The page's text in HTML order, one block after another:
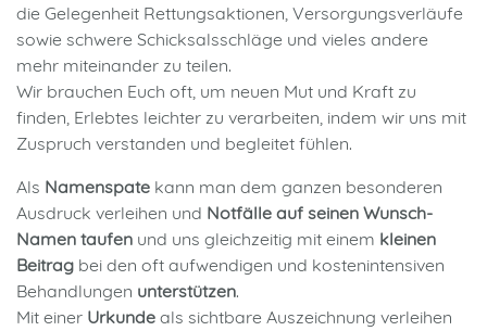
die Gelegenheit Rettungsaktionen, Versorgungsverläufe
sowie schwere Schicksalsschläge und vieles andere
mehr miteinander zu teilen.
Wir brauchen Euch oft, um neuen Mut und Kraft zu
finden, Erlebtes leichter zu verarbeiten, indem wir uns mit
Zuspruch verstanden und begleitet fühlen.
Als Namenspate kann man dem ganzen besonderen
Ausdruck verleihen und Notfälle auf seinen Wunsch-
Namen taufen und uns gleichzeitig mit einem kleinen
Beitrag bei den oft aufwendigen und kostenintensiven
Behandlungen unterstützen.
Mit einer Urkunde als sichtbare Auszeichnung verleihen